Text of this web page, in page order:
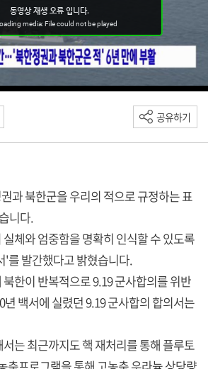
공유하기
과 북한군을 우리의 적으로 규정하는 표
니다.
체와 엄중함을 명확히 인식할 수 있도록
'를 발간했다고 밝혔습니다.
한이 반복적으로 9.19 군사합의를 위반
년 백서에 실렸던 9.19 군사합의 합의서는
는 최근까지도 핵 재처리를 통해 플루토